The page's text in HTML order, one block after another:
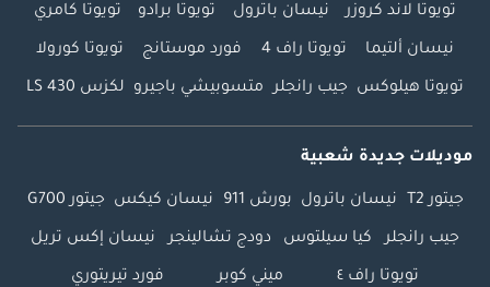
تويوتا لاند كروزر نيسان باترول تويوتا برادو تويوتا كامري
نيسان ألتيما تويوتا راف 4 فورد موستانج تويوتا كورولا
تويوتا هيلوكس جيب رانجلر متسوبيشي باجيرو لكزس LS 430
موديلات جديدة شعبية
جيتور T2 نيسان باترول بورش 911 نيسان كيكس جيتور G700
جيب رانجلر كيا سيلتوس دودج تشالينجر نيسان إكس تريل
تويوتا راف ٤ ميني كوبر فورد تيريتوري